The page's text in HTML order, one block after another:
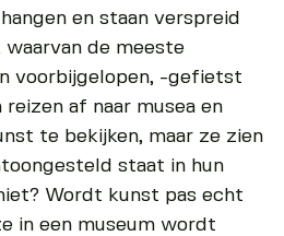
en staan verspreid
de meeste
voorbijgelopen, -gefietst
af naar musea en
te bekijken, maar ze zien
staat in hun
Wordt kunst pas echt
in een museum wordt